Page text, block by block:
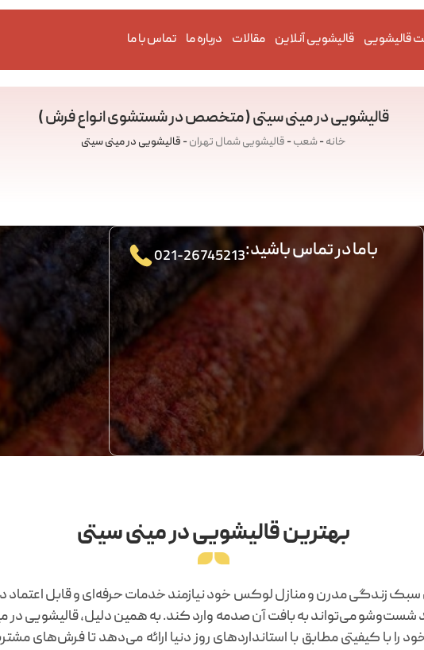
قالیشویی قالیشویی آنلاین مقالات درباره ما تماس با ما
قالیشویی در مینی سیتی ( متخصص در شستشوی انواع فرش )
خانه-شعب- قالیشویی شمال تهران- قالیشویی در مینی سیتی
021-26745213باما در تماس باشید:
بهترین قالیشویی در مینی سیتی
محله‌های مرفه در منطقه ۱ تهران، به دلیل سبک زندگی مدرن و منازل لوکس خود نیازمند خدمات
می‌تواند به بافت آن صدمه وارد کند. به همین دلیل، قالیشویی در
با کیفیتی مطابق با استانداردهای روز دنیا ارائه می‌دهد تا فرش‌های